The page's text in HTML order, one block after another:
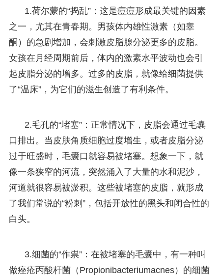
1.荷尔蒙的“捣乱”：这是痘痘形成最关键的因素
之一，尤其在青春期。男孩体内雄性激素（如睾
酮）的急剧增加，会刺激皮脂腺分泌更多的皮脂。
女孩在月经周期前后，体内的激素水平波动也会引
起皮脂分泌的增多。过多的皮脂，就像给细菌提供
了“温床”，为它们的滋生创造了有利条件。
2.毛孔的“堵塞”：正常情况下，皮脂会通过毛囊
口排出。当皮肤角质细胞过度增生，或者皮脂分泌
过于旺盛时，毛囊口就容易被堵塞。想象一下，就
像一条狭窄的河流，突然涌入了大量的水和泥沙，
河道就很容易被淤积。这些被堵塞的皮脂，就形成
了我们常说的“粉刺”，包括开放性的黑头和闭合性的
白头。
3.细菌的“作祟”：在被堵塞的毛囊中，有一种叫
做痤疮丙酸杆菌（Propionibacteriumacnes）的细菌